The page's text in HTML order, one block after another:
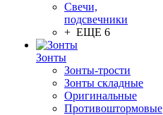
Свечи,
подсвечники
+ ЕЩЕ 6
Зонты
Зонты-трости
Зонты складные
Оригинальные
Противоштормовые